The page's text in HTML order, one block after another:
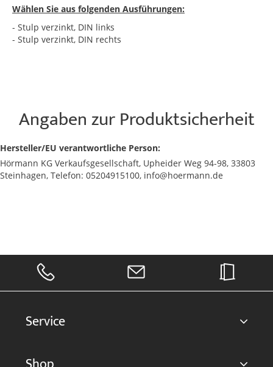
Wählen Sie aus folgenden Ausführungen:
- Stulp verzinkt, DIN links
- Stulp verzinkt, DIN rechts
Angaben zur Produktsicherheit
Hersteller/EU verantwortliche Person:
Hörmann KG Verkaufsgesellschaft, Upheider Weg 94-98, 33803
Steinhagen, Telefon: 05204915100, info@hoermann.de
Service